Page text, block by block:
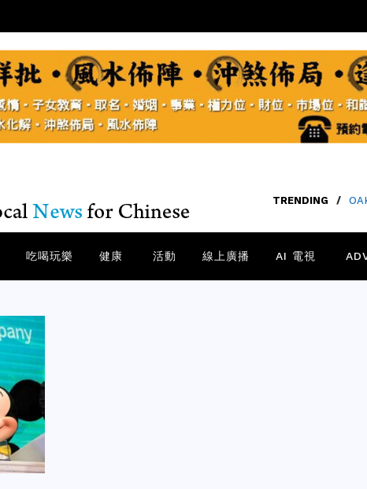
TRENDING
吃喝玩樂 健康 活動 線上廣播 AI 電視